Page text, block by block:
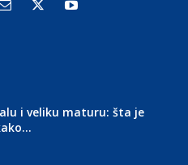
i veliku maturu: šta je